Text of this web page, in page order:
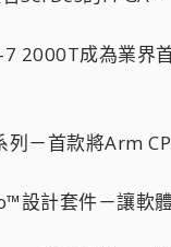
2000T成為業界
－首款將Arm
設計套件－讓軟